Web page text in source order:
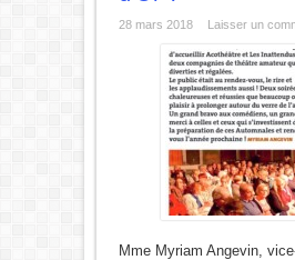
28 mars 2018 Laisser un
Mme Myriam Angevin,